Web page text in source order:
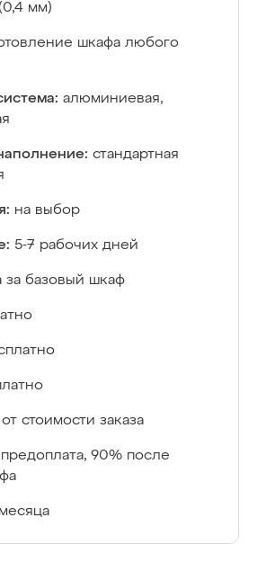
мм)
шкафа любого
алюминиевая,
стандартная
на выбор
5-7 рабочих дней
за базовый шкаф
стоимости заказа
90% после